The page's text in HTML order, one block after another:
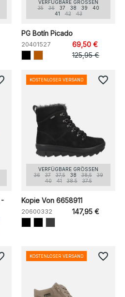
VERFÜGBARE GRÖSSEN
35
36 37 38 39
40
41
42 43
PG Botín Picado
20401527
69,50 €
125,95 €
-
VERFÜGBARE GRÖSSEN
36
37 37,5 38 38,5
39
40
41 38.5 37.5
Kopie Von 6658911
20600332 147,95 €
KOSTENLOSER VERSAND favorite_border
KOSTENLOSER VERSAND favorite_border